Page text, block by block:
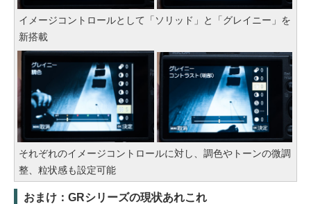
イメージコントロールとして「ソリッド」と「グレイニー」を
新搭載
それぞれのイメージコントロールに対し、調色やトーンの微調
整、粒状感も設定可能
おまけ：GRシリーズの現状あれこれ